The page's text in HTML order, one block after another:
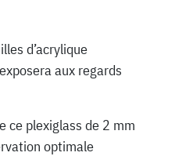
d’acrylique
aux regards
ce plexiglass de 2 mm
optimale